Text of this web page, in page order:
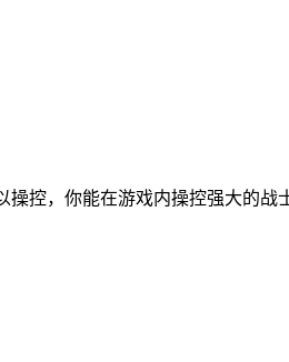
控，你能在游戏内操控强大的